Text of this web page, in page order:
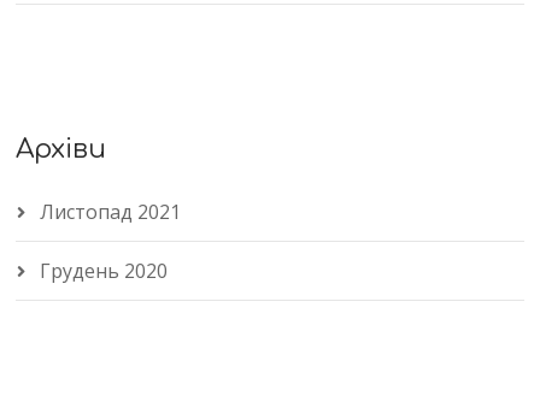
Архіви
Листопад 2021
Грудень 2020